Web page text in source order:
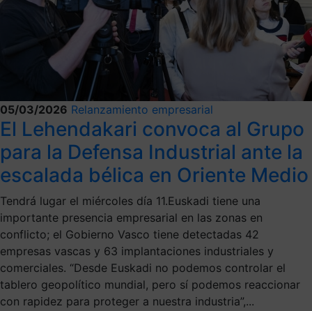
05/03/2026 Relanzamiento empresarial
El Lehendakari convoca al Grupo
para la Defensa Industrial ante la
escalada bélica en Oriente Medio
Tendrá lugar el miércoles día 11.Euskadi tiene una
importante presencia empresarial en las zonas en
conflicto; el Gobierno Vasco tiene detectadas 42
empresas vascas y 63 implantaciones industriales y
comerciales. “Desde Euskadi no podemos controlar el
tablero geopolítico mundial, pero sí podemos reaccionar
con rapidez para proteger a nuestra industria”,...